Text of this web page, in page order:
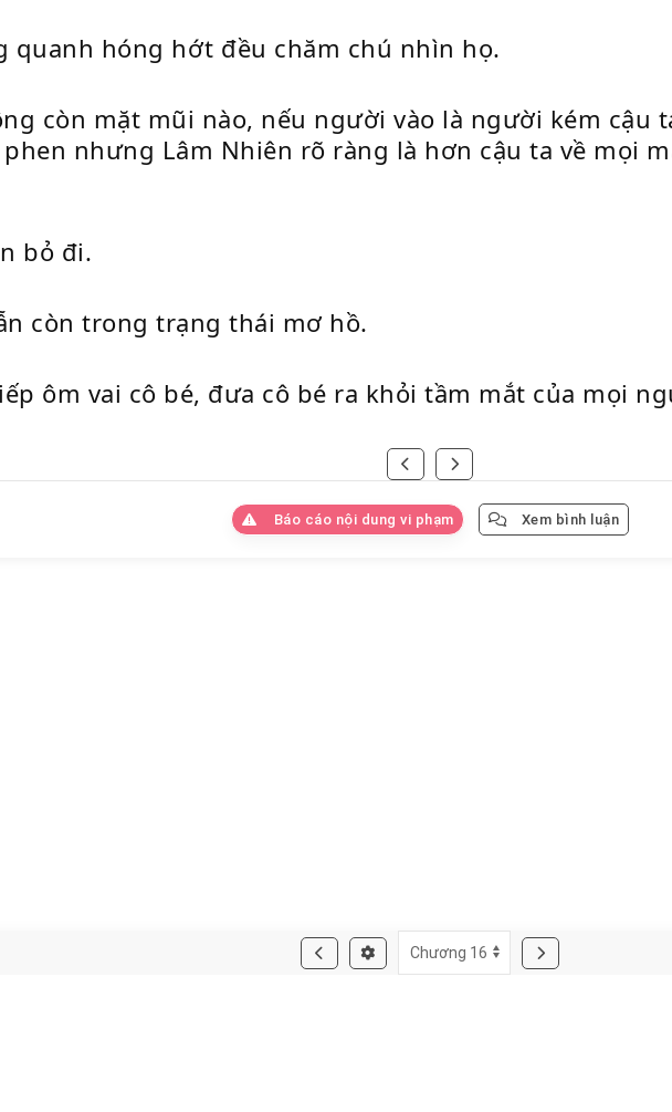
quanh hóng hớt đều chăm chú nhìn họ.
còn mặt mũi nào, nếu người vào là người kém cậu
nhưng Lâm Nhiên rõ ràng là hơn cậu ta về mọi
bỏ đi.
còn trong trạng thái mơ hồ.
ôm vai cô bé, đưa cô bé ra khỏi tầm mắt của mọi
Báo cáo nội dung vi phạm Xem bình luận